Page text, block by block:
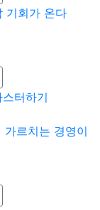
기회가 온다
터하기
가르치는 경영이